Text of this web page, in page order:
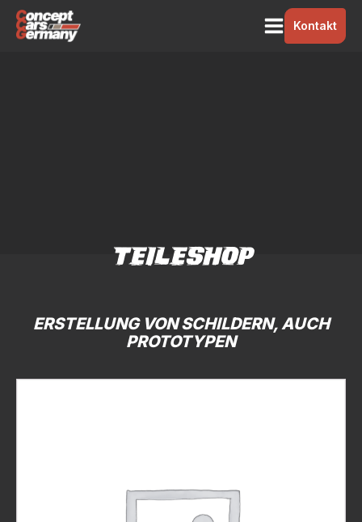
Kontakt
TEILESHOP
ERSTELLUNG VON SCHILDERN, AUCH
PROTOTYPEN